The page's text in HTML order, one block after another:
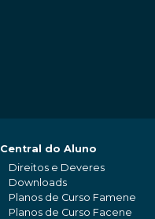
Central do Aluno
Direitos e Deveres
Downloads
Planos de Curso Famene
Planos de Curso Facene